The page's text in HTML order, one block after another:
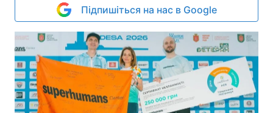
Підпишіться на нас в Google